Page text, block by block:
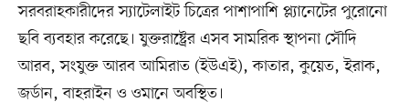
সরবরাহকারীদের স্যাটেলাইট চিত্রের পাশাপাশি প্ল্যানেটের পুরোনো
ছবি ব্যবহার করেছে। যুক্তরাষ্ট্রের এসব সামরিক স্থাপনা সৌদি
আরব, সংযুক্ত আরব আমিরাত (ইউএই), কাতার, কুয়েত, ইরাক,
জর্ডান, বাহরাইন ও ওমানে অবস্থিত।